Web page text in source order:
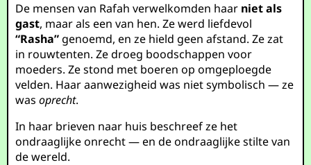
De mensen van Rafah verwelkomden haar niet als
gast, maar als een van hen. Ze werd liefdevol
“Rasha” genoemd, en ze hield geen afstand. Ze zat
in rouwtenten. Ze droeg boodschappen voor
moeders. Ze stond met boeren op omgeploegde
velden. Haar aanwezigheid was niet symbolisch — ze
wasoprecht.
In haar brieven naar huis beschreef ze het
ondraaglijke onrecht — en de ondraaglijke stilte van
de wereld.